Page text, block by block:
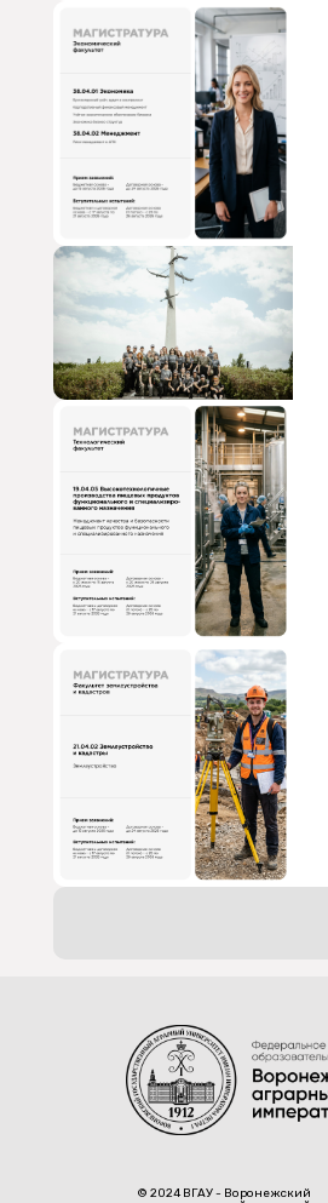
© 2024 ВГАУ - Воронежский